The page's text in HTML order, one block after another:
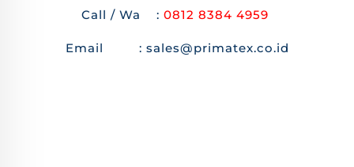
Call / Wa : 0812 8384 4959
Email : sales@primatex.co.id